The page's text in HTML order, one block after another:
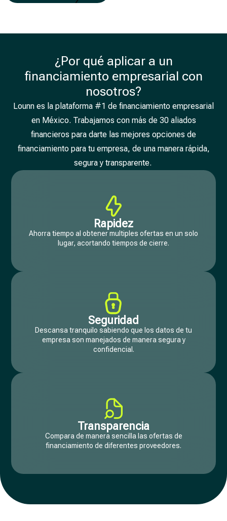
¿Por qué aplicar a un
financiamiento empresarial con
nosotros?
Lounn es la plataforma #1 de financiamiento empresarial
en México. Trabajamos con más de 30 aliados
financieros para darte las mejores opciones de
financiamiento para tu empresa, de una manera rápida,
segura y transparente.
Rapidez
Ahorra tiempo al obtener multiples ofertas en un solo
lugar, acortando tiempos de cierre.
Seguridad
Descansa tranquilo sabiendo que los datos de tu
empresa son manejados de manera segura y
confidencial.
Transparencia
Compara de manera sencilla las ofertas de
financiamiento de diferentes proveedores.